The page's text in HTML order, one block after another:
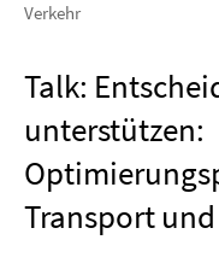
Verkehr
Talk:
unterstützen:
Transport